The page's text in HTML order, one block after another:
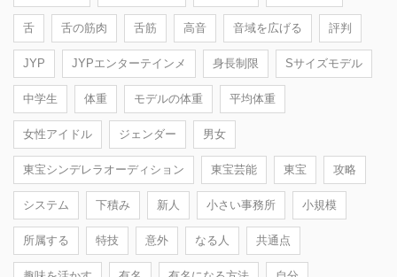
舌 舌の筋肉 舌筋 高音 音域を広げる 評判
JYP JYPエンターテインメ 身長制限 Sサイズモデル
中学生 体重 モデルの体重 平均体重
女性アイドル ジェンダー 男女
東宝シンデレラオーディション 東宝芸能 東宝 攻略
システム 下積み 新人 小さい事務所 小規模
所属する 特技 意外 なる人 共通点